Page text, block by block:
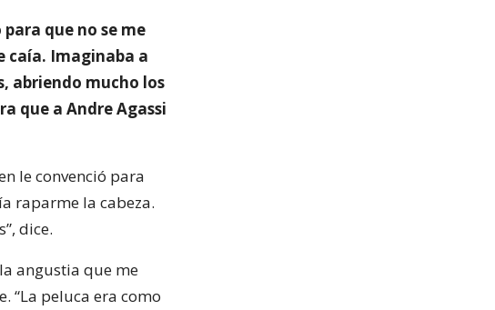
que no se me
caía. Imaginaba a
abriendo mucho los
que a Andre Agassi
le convenció para
raparme la cabeza.
dice.
angustia que me
“La peluca era como